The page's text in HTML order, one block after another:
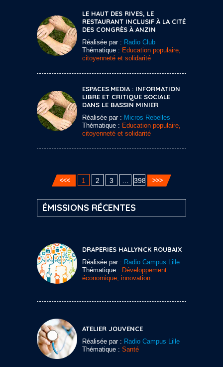
LE HAUT DES RIVES, LE
RESTAURANT INCLUSIF À LA CITÉ
DES CONGRÈS À ANZIN
Réalisée par : Radio Club
Thématique : Education populaire,
citoyenneté et solidarité
ESPACES.MEDIA : INFORMATION
LIBRE ET CRITIQUE SOCIALE
DANS LE BASSIN MINIER
Réalisée par : Micros Rebelles
Thématique : Education populaire,
citoyenneté et solidarité
1 2 3 398
ÉMISSIONS RÉCENTES
DRAPERIES HALLYNCK ROUBAIX
Réalisée par : Radio Campus Lille
Thématique : Développement
économique, innovation
ATELIER JOUVENCE
Réalisée par : Radio Campus Lille
Thématique : Santé